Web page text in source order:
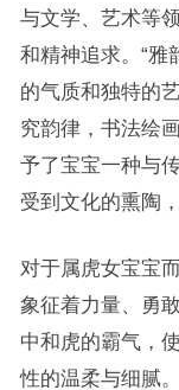
与文学、艺术等
和精神追求。“雅
的气质和独特的
究韵律，书法绘
予了宝宝一种与
受到文化的熏陶
对于属虎女宝宝
象征着力量、勇
中和虎的霸气，
性的温柔与细腻